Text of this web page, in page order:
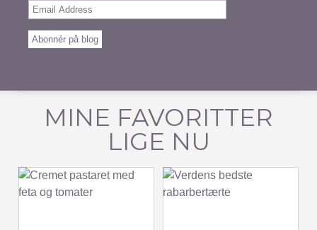
Email
Abonnér på blog
MINE FAVORITTER
LIGE NU